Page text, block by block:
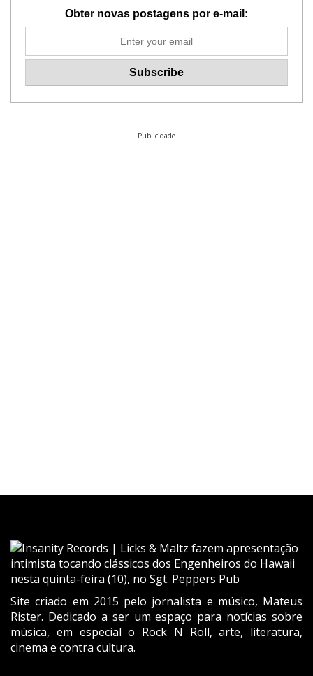
Obter novas postagens por e-mail:
Publicidade
Site criado em 2015 pelo jornalista e músico, Mateus
Rister. Dedicado a ser um espaço para notícias sobre
música, em especial o Rock N Roll, arte, literatura,
cinema e contra cultura.